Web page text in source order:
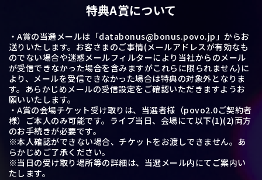
特典A賞について
・A賞の当選メールは「databonus@bonus.povo.jp」からお
送りいたします。お客さまのご事情(メールアドレスが有効なも
のでない場合や迷惑メールフィルターにより当社からのメール
が受信できなかった場合を含みますがこれらに限られません)に
より、メールを受信できなかった場合は特典の対象外となりま
す。あらかじめメールの受信設定をご確認いただきますようお
願いいたします。
・A賞の会場チケット受け取りは、当選者様（povo2.0ご契約者
様）ご本人のみ可能です。ライブ当日、会場にて以下(1)(2)両方
のお手続きが必要です。
※本人確認ができない場合、チケットをお渡しできません。あ
らかじめご了承ください。
※当日の受け取り場所等の詳細は、当選メール内にてご案内い
たします。